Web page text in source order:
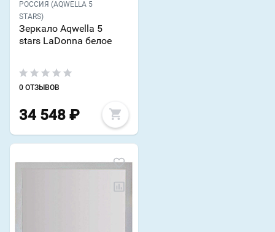
РОССИЯ (AQWELLA 5
STARS)
Зеркало Aqwella 5
stars LaDonna белое
0 ОТЗЫВОВ
34 548 ₽